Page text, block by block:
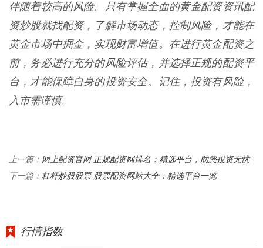
伴随着较高的风险。只有掌握全面的黄金配资资讯配
资炒股就找配资，了解市场动态，控制风险，才能在
黄金市场中掘金，实现财富增值。在进行黄金配资之
前，务必进行充分的风险评估，并选择正规的配资平
台，才能保障自身的投资安全。记住，投资有风险，
入市需谨慎。
上一篇： 网上配资官网 正规配资网排名：精选平台，助您投资无忧
下一篇： 杠杆炒股股票 股票配资网站大全：精选平台一览
行情指数